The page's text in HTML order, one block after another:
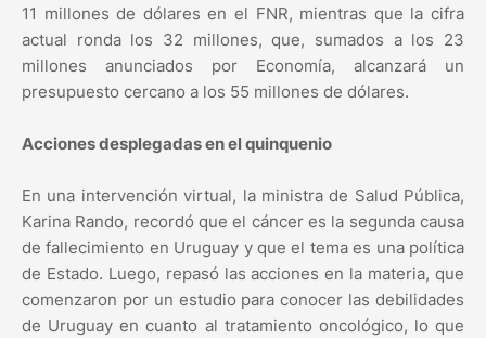
11 millones de dólares en el FNR, mientras que la cifra
actual ronda los 32 millones, que, sumados a los 23
millones anunciados por Economía, alcanzará un
presupuesto cercano a los 55 millones de dólares.
Acciones desplegadas en el quinquenio
En una intervención virtual, la ministra de Salud Pública,
Karina Rando, recordó que el cáncer es la segunda causa
de fallecimiento en Uruguay y que el tema es una política
de Estado. Luego, repasó las acciones en la materia, que
comenzaron por un estudio para conocer las debilidades
de Uruguay en cuanto al tratamiento oncológico, lo que